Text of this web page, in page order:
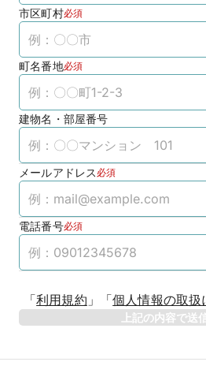
市区町村必須
町名番地必須
建物名・部屋番号
メールアドレス 必須
電話番号必須
「利用規約 」 「個人情報の取扱
上記の内容で送